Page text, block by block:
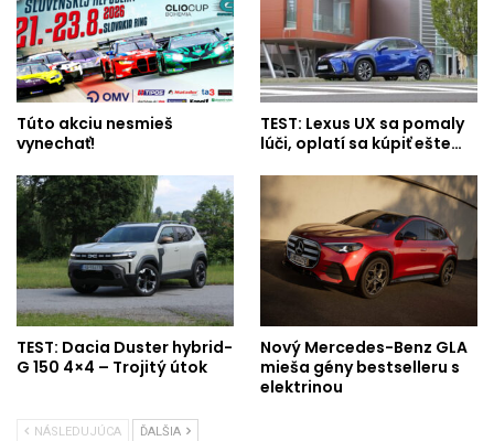
Túto akciu nesmieš
vynechať!
TEST: Lexus UX sa pomaly
lúči, oplatí sa kúpiť ešte…
TEST: Dacia Duster hybrid-
G 150 4×4 – Trojitý útok
Nový Mercedes-Benz GLA
mieša gény bestselleru s
elektrinou
NÁSLEDUJÚCA ĎALŠIA